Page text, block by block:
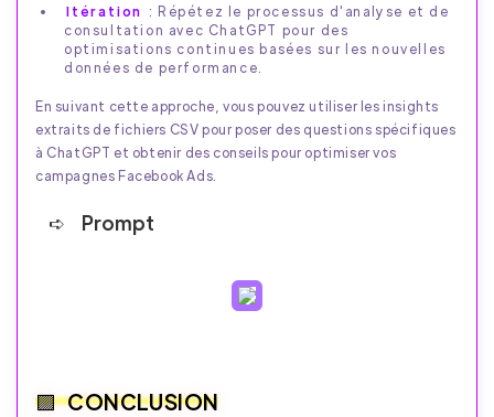
Itération : Répétez le processus d'analyse et de
consultation avec ChatGPT pour des
optimisations continues basées sur les nouvelles
données de performance.
En suivant cette approche, vous pouvez utiliser les insights
extraits de fichiers CSV pour poser des questions spécifiques
à ChatGPT et obtenir des conseils pour optimiser vos
campagnes Facebook Ads.
Prompt
CONCLUSION